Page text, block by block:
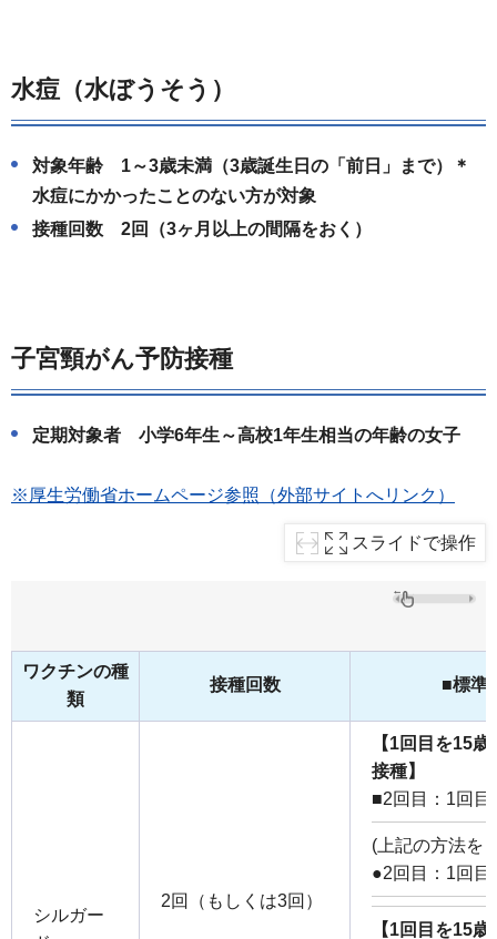
水痘（水ぼうそう）
対象年齢 1～3歳未満（3歳誕生日の「前日」まで）＊
水痘にかかったことのない方が対象
接種回数 2回（3ヶ月以上の間隔をおく）
子宮頸がん予防接種
定期対象者 小学6年生～高校1年生相当の年齢の女子
※厚生労働省ホームページ参照（外部サイトへリンク）
スライドで操作
ワクチンの種
類
接種回数 ■標準
シルガー
2回（もしくは3回）
【1回目を15
接種】
■2回目：1回目
(上記の方法を
●2回目：1回目
【1回目を15